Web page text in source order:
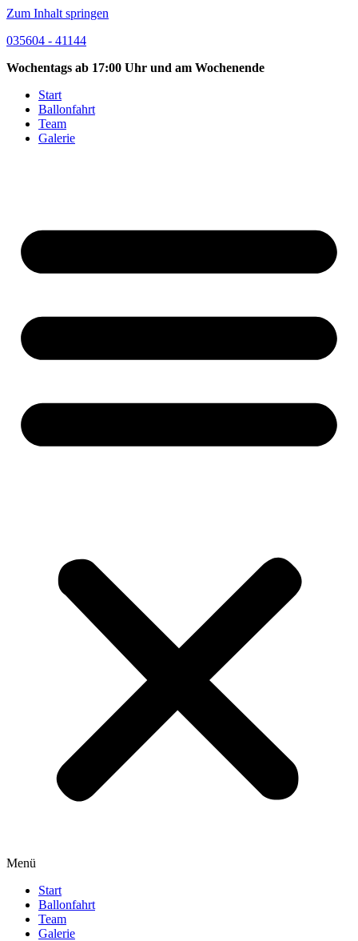
Zum Inhalt springen
035604 - 41144
Wochentags ab 17:00 Uhr und am Wochenende
Start
Ballonfahrt
Team
Galerie
Menü
Start
Ballonfahrt
Team
Galerie